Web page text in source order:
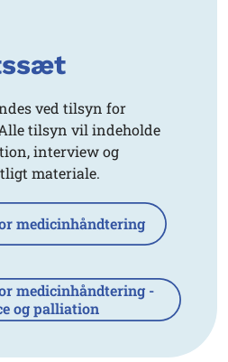
ved tilsyn for
tilsyn vil indeholde
interview og
materiale.
medicinhåndtering
medicinhåndtering -
og palliation